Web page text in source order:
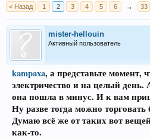
< Назад 1 2 3 4 5 6 → 33
mister-hellouin
Активный пользователь
kampaxa, а представьте момент,
электричество и на целый день.
она пошла в минус. И к вам
Ну разве тогда можно торговать
Думаю всё же от таких вот
как-то.